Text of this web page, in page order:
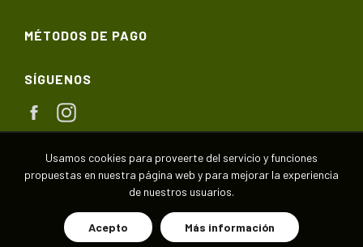
MÉTODOS DE PAGO
SÍGUENOS
FacebookInstagram
Copyright © 2020, Huerta de las Delicias
Usamos cookies para proveerte del servicio y funciones
propuestas en nuestra página web y para mejorar la experiencia
de nuestros usuarios.
Acepto Más información